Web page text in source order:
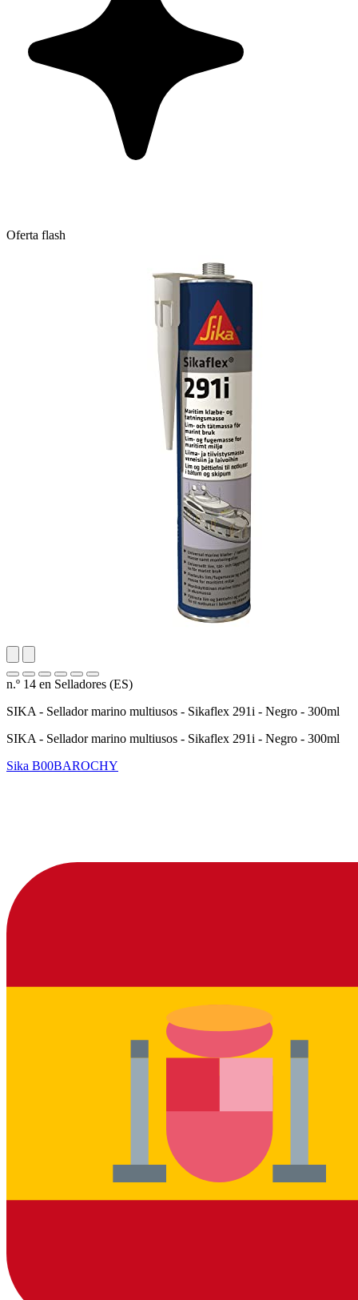
Oferta flash
n.º 14 en Selladores (ES)
SIKA - Sellador marino multiusos - Sikaflex 291i - Negro - 300ml
SIKA - Sellador marino multiusos - Sikaflex 291i - Negro - 300ml
Sika B00BAROCHY